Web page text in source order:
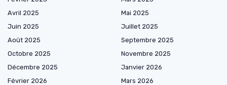
Avril 2025
Mai 2025
Juin 2025
Juillet 2025
Août 2025
Septembre 2025
Octobre 2025
Novembre 2025
Décembre 2025
Janvier 2026
Février 2026
Mars 2026